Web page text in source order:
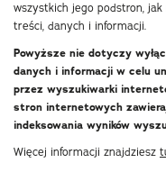
wszystkich jego podstron,
treści, danych i informacji.
Powyższe nie dotyczy
danych i informacji w celu
przez wyszukiwarki
stron internetowych
indeksowania wyników
Więcej informacji znajdziesz